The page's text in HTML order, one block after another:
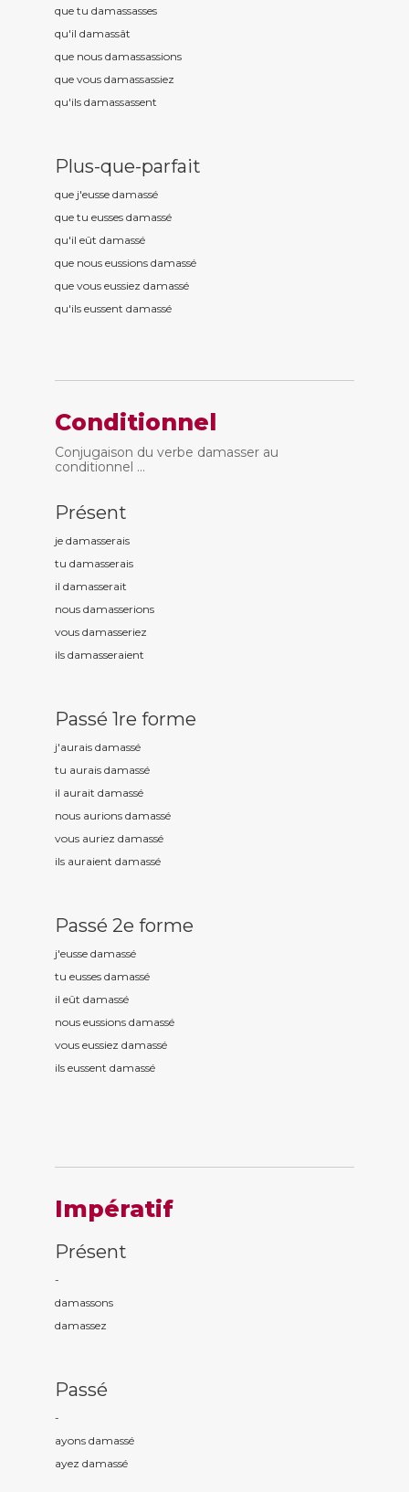
que tu damassasses
qu'il damassât
que nous damassassions
que vous damassassiez
qu'ils damassassent
Plus-que-parfait
que j'eusse damassé
que tu eusses damassé
qu'il eût damassé
que nous eussions damassé
que vous eussiez damassé
qu'ils eussent damassé
Conditionnel
Conjugaison du verbe damasser au
conditionnel ...
Présent
je damasserais
tu damasserais
il damasserait
nous damasserions
vous damasseriez
ils damasseraient
Passé 1re forme
j'aurais damassé
tu aurais damassé
il aurait damassé
nous aurions damassé
vous auriez damassé
ils auraient damassé
Passé 2e forme
j'eusse damassé
tu eusses damassé
il eût damassé
nous eussions damassé
vous eussiez damassé
ils eussent damassé
Impératif
Présent
-
damassons
damassez
Passé
-
ayons damassé
ayez damassé